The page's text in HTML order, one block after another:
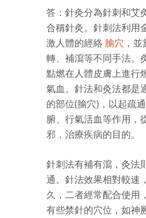
答：針灸分為針刺和艾
合稱針灸。針刺法利用
激人體的經絡 腧穴 ，
轉、補瀉等不同手法。
點燃在人體皮膚上進行
氣血。針法和灸法都是
的部位(腧穴)，以起疏
腑、行氣活血等作用，
邪，治療疾病的目的。
針刺法有補有瀉，灸法
通。針法效果相對較速
久，二者經常配合使用
有些禁針的穴位，如神